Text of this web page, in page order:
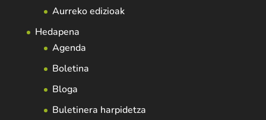
Aurreko edizioak
Hedapena
Agenda
Boletina
Bloga
Buletinera harpidetza